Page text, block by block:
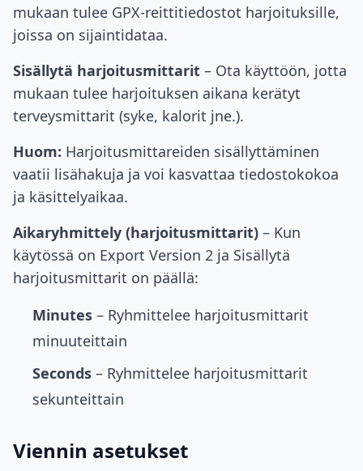
mukaan tulee GPX-reittitiedostot harjoituksille,
joissa on sijaintidataa.
Sisällytä harjoitusmittarit – Ota käyttöön, jotta
mukaan tulee harjoituksen aikana kerätyt
terveysmittarit (syke, kalorit jne.).
Huom: Harjoitusmittareiden sisällyttäminen
vaatii lisähakuja ja voi kasvattaa tiedostokokoa
ja käsittelyaikaa.
Aikaryhmittely (harjoitusmittarit) – Kun
käytössä on Export Version 2 ja Sisällytä
harjoitusmittarit on päällä:
Minutes – Ryhmittelee harjoitusmittarit
minuuteittain
Seconds – Ryhmittelee harjoitusmittarit
sekunteittain
Viennin asetukset